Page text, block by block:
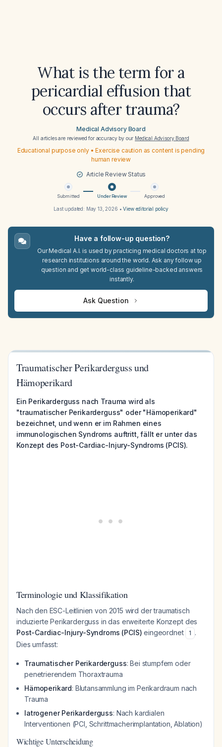
What is the term for a
pericardial effusion that
occurs after trauma?
Medical Advisory Board
All articles are reviewed for accuracy by our Medical Advisory Board
Educational purpose only • Exercise caution as content is pending
human review
Article Review Status
Submitted Under Review Approved
Last updated: May 13, 2026 •View editorial policy
Have a follow-up question?
Our Medical A.I. is used by practicing medical doctors at top
research institutions around the world. Ask any follow up
question and get world-class guideline-backed answers
instantly.
Ask Question
Traumatischer Perikarderguss und
Hämoperikard
Ein Perikarderguss nach Trauma wird als
"traumatischer Perikarderguss" oder "Hämoperikard"
bezeichnet, und wenn er im Rahmen eines
immunologischen Syndroms auftritt, fällt er unter das
Konzept des Post-Cardiac-Injury-Syndroms (PCIS).
Terminologie und Klassifikation
Nach den ESC-Leitlinien von 2015 wird der traumatisch
induzierte Perikarderguss in das erweiterte Konzept des
Post-Cardiac-Injury-Syndroms (PCIS) eingeordnet 1 .
Dies umfasst:
Traumatischer Perikarderguss: Bei stumpfem oder
penetrierendem Thoraxtrauma
Hämoperikard: Blutansammlung im Perikardraum nach
Trauma
Iatrogener Perikarderguss: Nach kardialen
Interventionen (PCI, Schrittmacherimplantation, Ablation)
Wichtige Unterscheidung